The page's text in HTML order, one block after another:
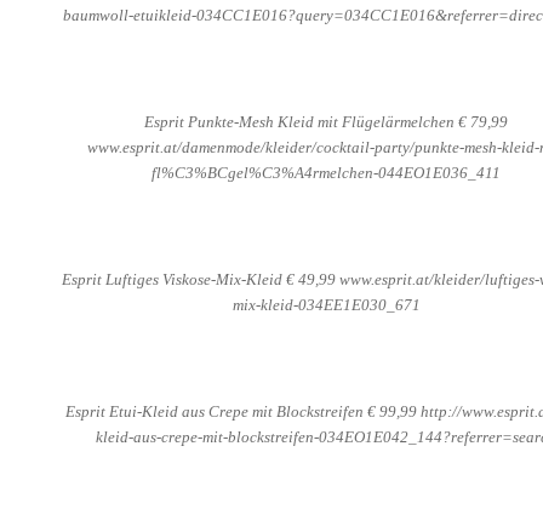
baumwoll-etuikleid-
Esprit Punkte-Mesh Kleid mit Flügelärmelchen € 79,99
www.esprit.at/damenmode/kleider/cocktail-party/punkte-mesh-kleid-
fl%C3%BCgel%C3%A4rmelchen-044EO1E036_411
Esprit Luftiges Viskose-Mix-Kleid € 49,99 www.esprit.at/kleider/luftiges-
mix-kleid-034EE1E030_671
Esprit Etui-Kleid aus Crepe mit Blockstreifen € 99,99 http://
kleid-aus-crepe-mit-blockstreifen-